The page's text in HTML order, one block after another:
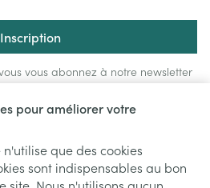
pour améliorer votre
que des cookies
sont indispensables au bon
Inscription
vous abonnez à notre newsletter
de confidentialité.